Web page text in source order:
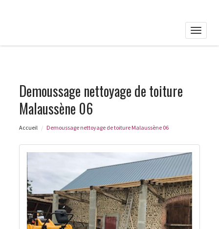
Toggle
Demoussage nettoyage de toiture
Malaussène 06
Accueil Demoussage nettoyage de toiture Malaussène 06